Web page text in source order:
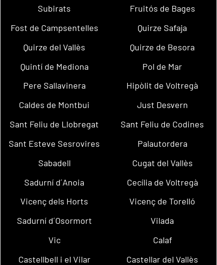
Subirats
Fruitós de Bages
Fost de Campsentelles
Quirze Safaja
Quirze del Vallès
Quirze de Besora
Quintí de Mediona
Pol de Mar
Pere Sallavinera
Hipòlit de Voltregà
Caldes de Montbui
Just Desvern
Sant Feliu de Llobregat
Sant Feliu de Codines
Sant Esteve Sesrovires
Palautordera
Sabadell
Cugat del Vallès
Sadurní d´Anoia
Cecília de Voltregà
Vicenç dels Horts
Vicenç de Torelló
Sadurní d´Osormort
Vilada
Vic
Calaf
Castellbell i el Vilar
Castellar del Vallès